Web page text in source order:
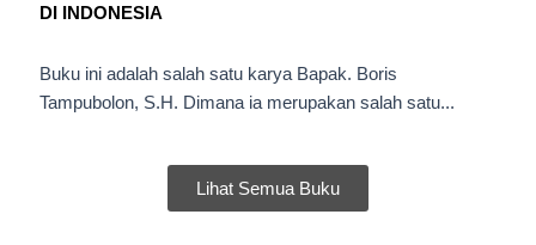
DI INDONESIA
Buku ini adalah salah satu karya Bapak. Boris
Tampubolon, S.H. Dimana ia merupakan salah satu...
Lihat Semua Buku